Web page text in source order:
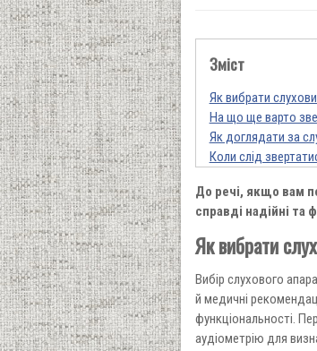
Зміст
Як вибрати
На що ще варто
Як доглядати за
Коли слід
До речі, якщо вам
справді надійні та
Як вибрати
Вибір слухового
й медичні
функціональності.
аудіометрію для